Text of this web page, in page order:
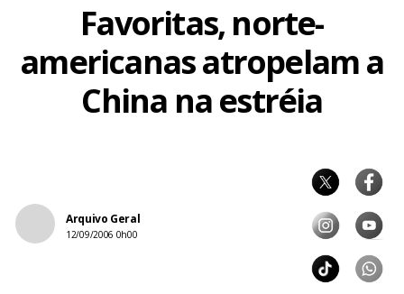
Favoritas, norte-
americanas atropelam a
China na estréia
Arquivo Geral
12/09/2006 0h00